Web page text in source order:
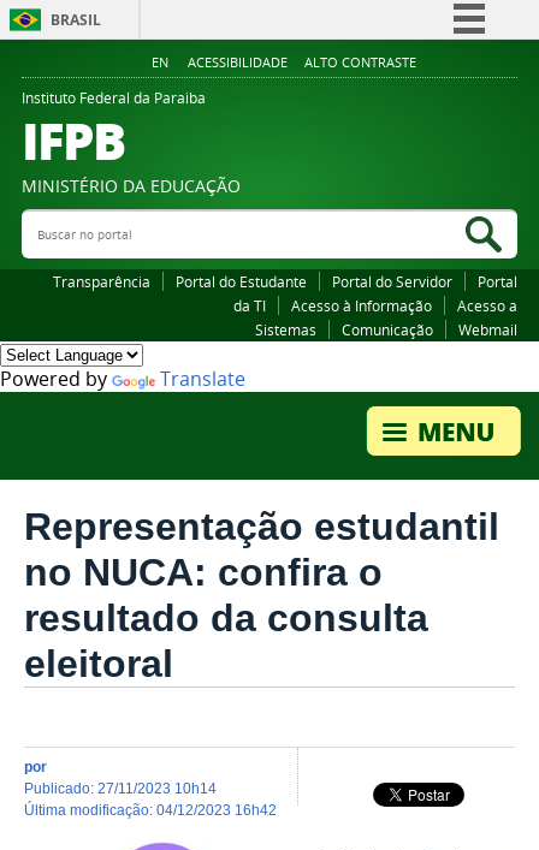
BRASIL
Simplifique!
Legislação
EN ACESSIBILIDADE ALTO CONTRASTE
Instituto Federal da Paraiba
IFPB
MINISTÉRIO DA EDUCAÇÃO
Buscar no portal
Transparência Portal do Estudante Portal do Servidor
Portal
da TI
Acesso à Informação
Acesso a
Sistemas
Comunicação Webmail
Powered by Translate
Representação estudantil
no NUCA: confira o
resultado da consulta
eleitoral
por
publicado: 27/11/2023 10h14
última modificação: 04/12/2023 16h42